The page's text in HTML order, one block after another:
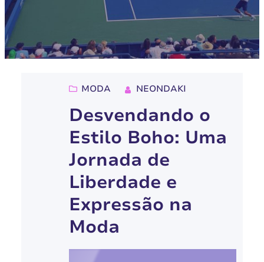
MODA NEONDAKI
Desvendando o
Estilo Boho: Uma
Jornada de
Liberdade e
Expressão na
Moda